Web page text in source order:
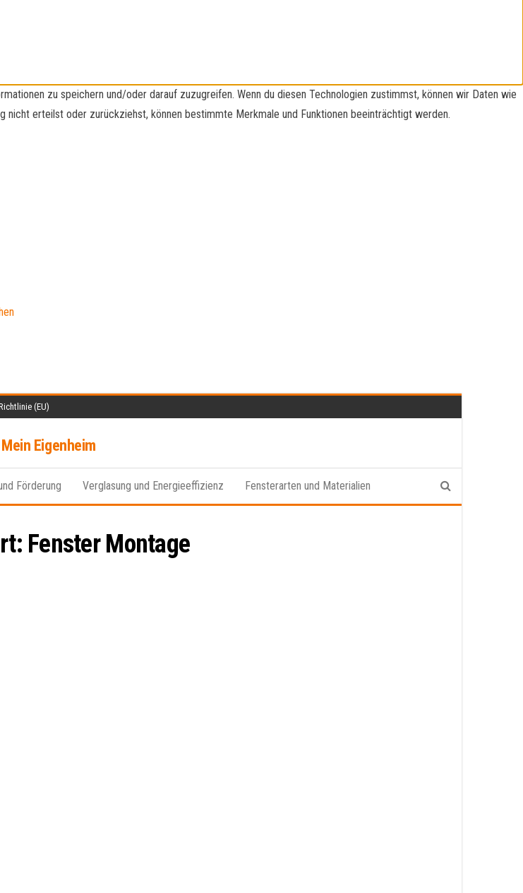
zu speichern und/oder darauf zuzugreifen. Wenn du diesen Technologien zustimmst, können wir Daten wie
erteilst oder zurückziehst, können bestimmte Merkmale und Funktionen beeinträchtigt werden.
(EU)
Mein Eigenheim
Förderung Verglasung und Energieeffizienz Fensterarten und Materialien
Fenster Montage